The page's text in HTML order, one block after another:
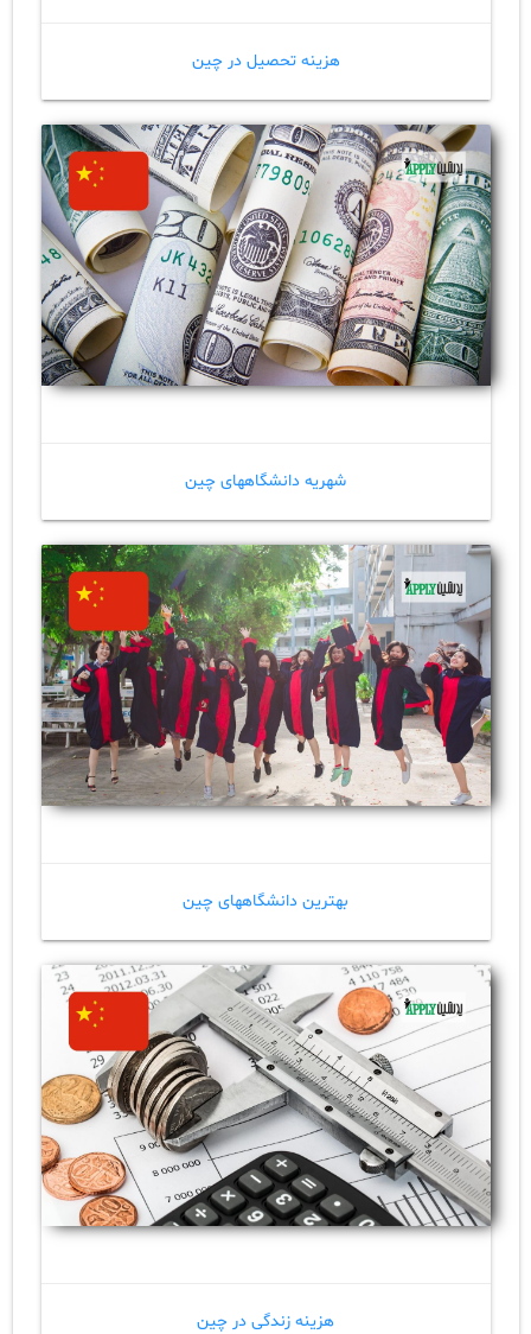
هزینه تحصیل در چین
شهریه دانشگاههای چین
بهترین دانشگاههای چین
هزینه زندگی در چین